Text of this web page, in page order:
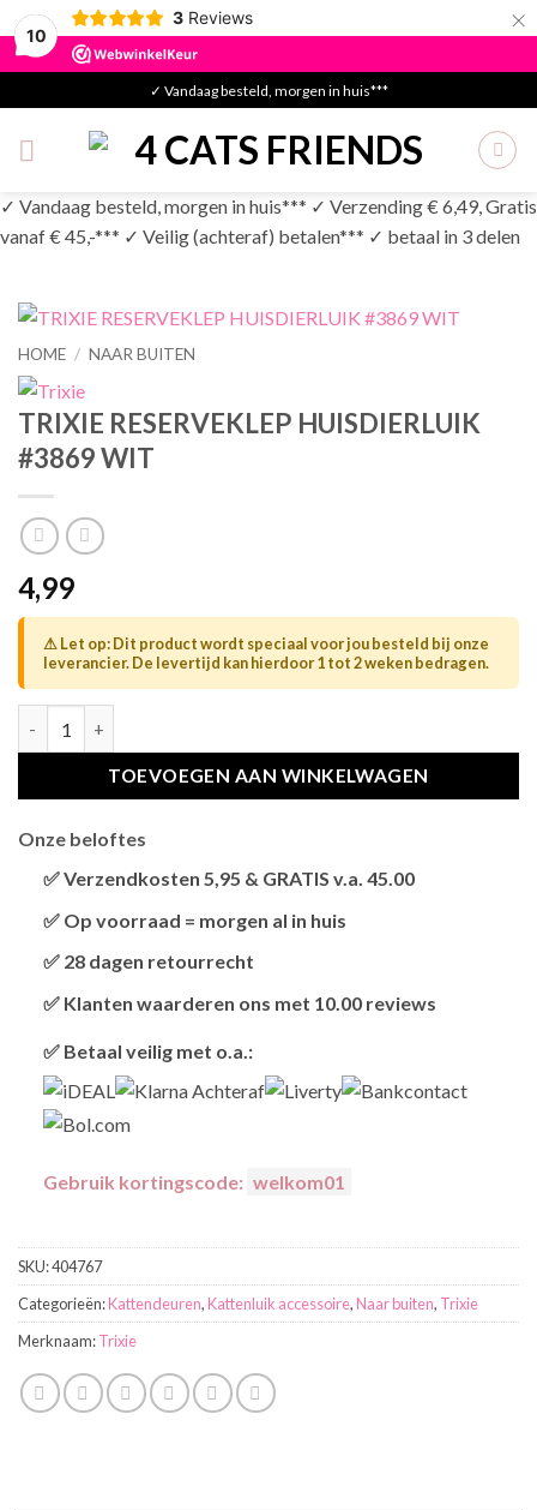
10
3 Reviews ×
to
content
✓ Vandaag besteld, morgen in huis***
✓ Vandaag besteld, morgen in huis*** ✓ Verzending € 6,49, Gratis
vanaf € 45,-*** ✓ Veilig (achteraf) betalen*** ✓ betaal in 3 delen
HOME / NAAR BUITEN
TRIXIE RESERVEKLEP HUISDIERLUIK
#3869 WIT
4,99
⚠ Let op: Dit product wordt speciaal voor jou besteld bij onze
leverancier. De levertijd kan hierdoor 1 tot 2 weken bedragen.
TOEVOEGEN AAN WINKELWAGEN
Onze beloftes
✅ Verzendkosten 5,95 & GRATIS v.a. 45.00
bestellingen v.a. 45,00 worden gratis verzonden.
✅ Op voorraad = morgen al in huis
wordt het vandaag nog verzonden
✅ 28 dagen retourrecht
om te retourneren.
✅ Klanten waarderen ons met 10.00 reviews
webkeur
✅ Betaal veilig met o.a.:
Gebruik kortingscode: welkom01
SKU:404767
Categorieën:Kattendeuren,Kattenluik accessoire,Naar buiten, Trixie
Merknaam:Trixie